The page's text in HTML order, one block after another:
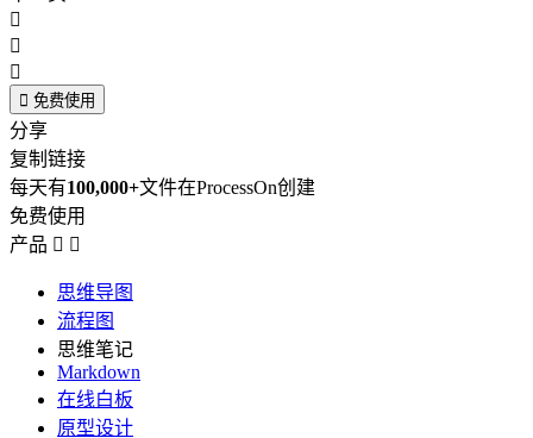



 免费使用
分享
复制链接
每天有100,000+文件在ProcessOn创建
免费使用
产品  
思维导图
流程图
思维笔记
Markdown
在线白板
原型设计